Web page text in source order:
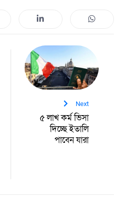
Next
৫ লাখ কর্ম ভিসা
দিচ্ছে ইতালি
পাবেন যারা‎